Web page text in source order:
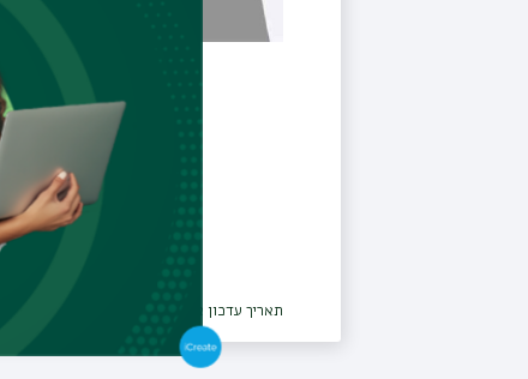
תאריך עדכון אחרון : 20/04/2026